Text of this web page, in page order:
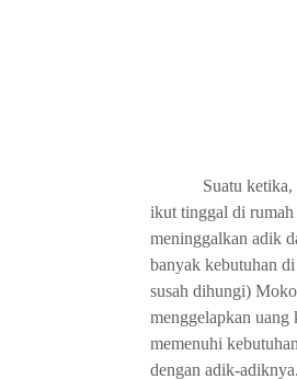
Suatu
ikut tinggal di rumah
meninggalkan adik
banyak kebutuhan
susah dihungi)
menggelapkan
memenuhi
dengan adik-